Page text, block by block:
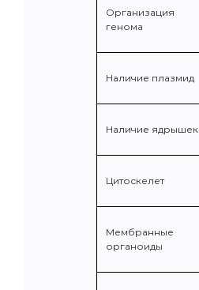
Организация
генома
Наличие плазмид
Наличие ядрышек
Цитоскелет
Мембранные
органоиды